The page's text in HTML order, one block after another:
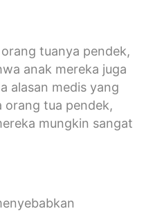
tuanya pendek,
anak mereka juga
alasan medis yang
orang tua pendek,
mungkin sangat